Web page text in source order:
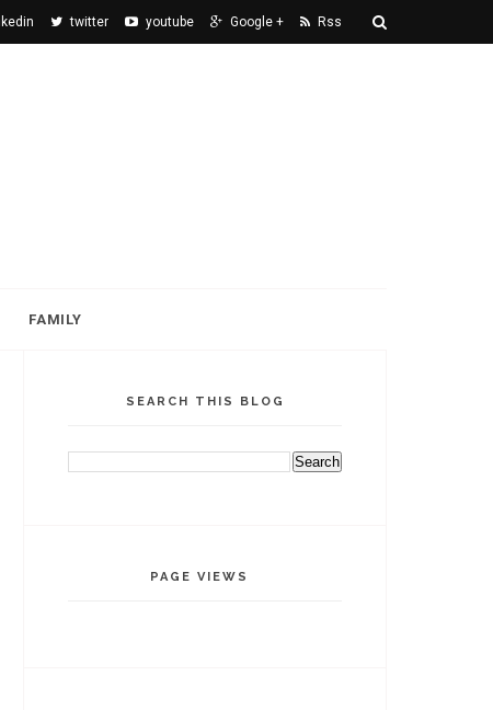
twitter youtube Google + Rss
FAMILY
SEARCH THIS BLOG
PAGE VIEWS